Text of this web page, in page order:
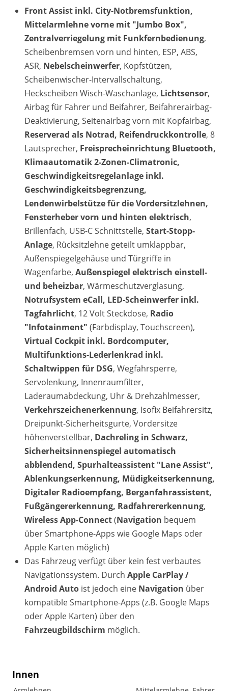
Front Assist inkl. City-Notbremsfunktion,
Mittelarmlehne vorne mit "Jumbo Box",
Zentralverriegelung mit Funkfernbedienung,
Scheibenbremsen vorn und hinten, ESP, ABS,
ASR, Nebelscheinwerfer, Kopfstützen,
Scheibenwischer-Intervallschaltung,
Heckscheiben Wisch-Waschanlage, Lichtsensor,
Airbag für Fahrer und Beifahrer, Beifahrerairbag-
Deaktivierung, Seitenairbag vorn mit Kopfairbag,
Reserverad als Notrad, Reifendruckkontrolle, 8
Lautsprecher, Freisprecheinrichtung Bluetooth,
Klimaautomatik 2-Zonen-Climatronic,
Geschwindigkeitsregelanlage inkl.
Geschwindigkeitsbegrenzung,
Lendenwirbelstütze für die Vordersitzlehnen,
Fensterheber vorn und hinten elektrisch,
Brillenfach, USB-C Schnittstelle, Start-Stopp-
Anlage, Rücksitzlehne geteilt umklappbar,
Außenspiegelgehäuse und Türgriffe in
Wagenfarbe, Außenspiegel elektrisch einstell-
und beheizbar, Wärmeschutzverglasung,
Notrufsystem eCall, LED-Scheinwerfer inkl.
Tagfahrlicht, 12 Volt Steckdose, Radio
"Infotainment" (Farbdisplay, Touchscreen),
Virtual Cockpit inkl. Bordcomputer,
Multifunktions-Lederlenkrad inkl.
Schaltwippen für DSG, Wegfahrsperre,
Servolenkung, Innenraumfilter,
Laderaumabdeckung, Uhr & Drehzahlmesser,
Verkehrszeichenerkennung, Isofix Beifahrersitz,
Dreipunkt-Sicherheitsgurte, Vordersitze
höhenverstellbar, Dachreling in Schwarz,
Sicherheitsinnenspiegel automatisch
abblendend, Spurhalteassistent "Lane Assist",
Ablenkungserkennung, Müdigkeitserkennung,
Digitaler Radioempfang, Berganfahrassistent,
Fußgängererkennung, Radfahrererkennung,
Wireless App-Connect(Navigation bequem
über Smartphone-Apps wie Google Maps oder
Apple Karten möglich)
Das Fahrzeug verfügt über kein fest verbautes
Navigationssystem. Durch Apple CarPlay /
Android Auto ist jedoch eine Navigation über
kompatible Smartphone-Apps (z.B. Google Maps
oder Apple Karten) über den
Fahrzeugbildschirm möglich.
Innen